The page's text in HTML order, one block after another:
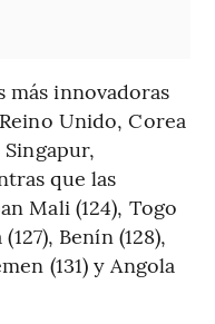
más innovadoras
Unido, Corea
que las
Mali (124), Togo
Benín (128),
(131) y Angola